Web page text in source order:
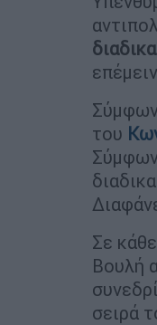
του
Σε
Βουλή
σειρά